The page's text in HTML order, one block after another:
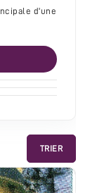
d'une
TRIER